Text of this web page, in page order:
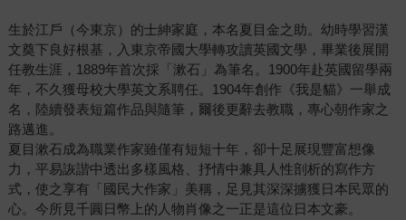
生於江戶（今東京）的士紳家庭，本名夏目金之助。幼時學習漢
文奠下良好根基，入東京帝國大學轉攻讀英國文學，畢業後展開
任教生涯，1889年首次採「漱石」為筆名。1900年赴英國留學兩
年，不久獲母校大學英文系聘任。1904年創作《我是貓》一舉成
名，陸續發表短篇作品與隨筆，爾後更辭去教職，專心朝作家之
路邁進。
夏目漱石成為職業作家雖僅有短短十年，卻十足展現豐富想像
力，平易詼諧中透出多樣風格、抒情中兼具人性剖析的寫作方
式，使之享有「國民大作家」美稱，足見其深深擄獲日本民眾的
心。今所見千圓日幣上的人物肖像之一正是這位日本文豪。